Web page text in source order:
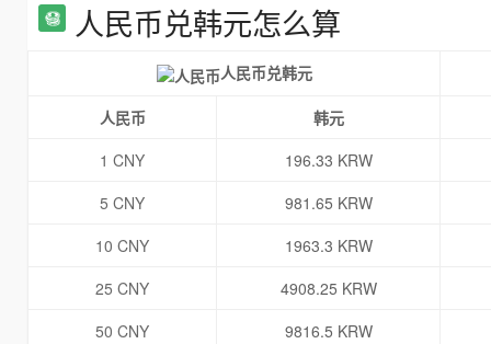
人民币兑韩元怎么算
人民币兑韩元
人民币
韩元
1 CNY
196.33 KRW
5 CNY
981.65 KRW
10 CNY
1963.3 KRW
25 CNY
4908.25 KRW
50 CNY
9816.5 KRW